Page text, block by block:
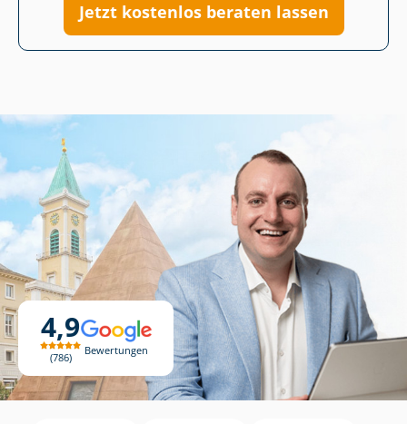
4,9
786
Bewertungen
Jetzt kostenlos beraten lassen